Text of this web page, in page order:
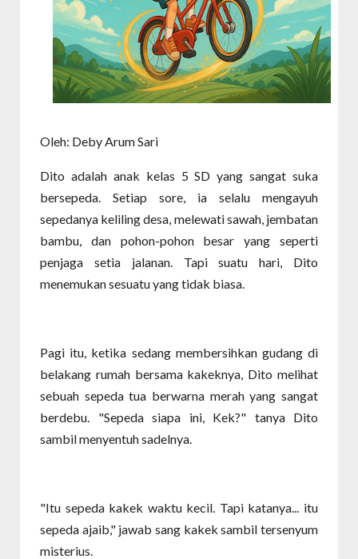
Oleh: Deby Arum Sari
Dito adalah anak kelas 5 SD yang sangat suka
bersepeda. Setiap sore, ia selalu mengayuh
sepedanya keliling desa, melewati sawah, jembatan
bambu, dan pohon-pohon besar yang seperti
penjaga setia jalanan. Tapi suatu hari, Dito
menemukan sesuatu yang tidak biasa.
Pagi itu, ketika sedang membersihkan gudang di
belakang rumah bersama kakeknya, Dito melihat
sebuah sepeda tua berwarna merah yang sangat
berdebu. "Sepeda siapa ini, Kek?" tanya Dito
sambil menyentuh sadelnya.
"Itu sepeda kakek waktu kecil. Tapi katanya... itu
sepeda ajaib," jawab sang kakek sambil tersenyum
misterius.